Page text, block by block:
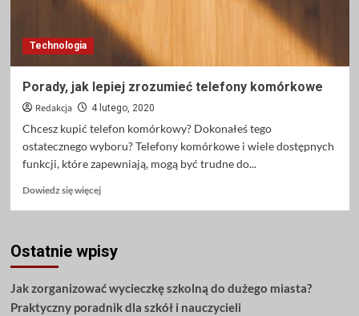
Technologia
Porady, jak lepiej zrozumieć telefony komórkowe
Redakcja 4 lutego, 2020
Chcesz kupić telefon komórkowy? Dokonałeś tego
ostatecznego wyboru? Telefony komórkowe i wiele dostępnych
funkcji, które zapewniają, mogą być trudne do...
Dowiedz się więcejDowiedz
Porady,
jak
zrozumieć
telefony
Ostatnie wpisy
Jak zorganizować wycieczkę szkolną do dużego miasta?
Praktyczny poradnik dla szkół i nauczycieli